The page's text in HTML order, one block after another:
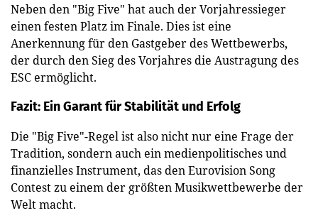
Neben den "Big Five" hat auch der Vorjahressieger
einen festen Platz im Finale. Dies ist eine
Anerkennung für den Gastgeber des Wettbewerbs,
der durch den Sieg des Vorjahres die Austragung des
ESC ermöglicht.
Fazit: Ein Garant für Stabilität und Erfolg
Die "Big Five"-Regel ist also nicht nur eine Frage der
Tradition, sondern auch ein medienpolitisches und
finanzielles Instrument, das den Eurovision Song
Contest zu einem der größten Musikwettbewerbe der
Welt macht.